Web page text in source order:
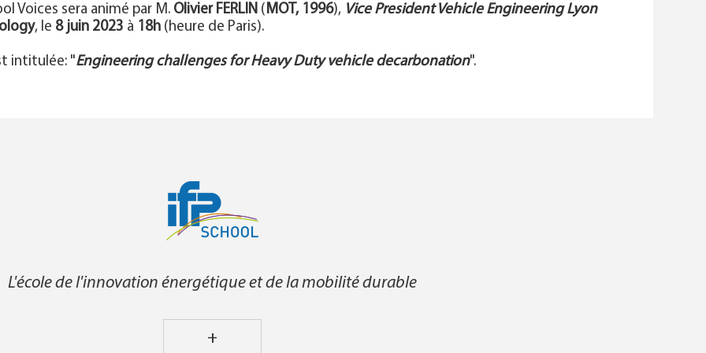
Voices sera animé par M. Olivier FERLIN ( MOT, 1996), Vice President Vehicle Engineering Lyon
, le 8 juin 2023 à 18h (heure de Paris).
intitulée: "Engineering challenges for Heavy Duty vehicle decarbonation".
L'école de l'innovation énergétique et de la mobilité durable
+